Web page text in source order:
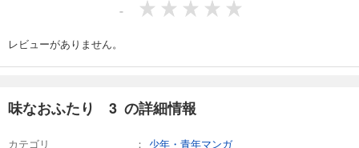
-
レビューがありません。
味なおふたり 3 の詳細情報
カテゴリ
少年・青年マンガ